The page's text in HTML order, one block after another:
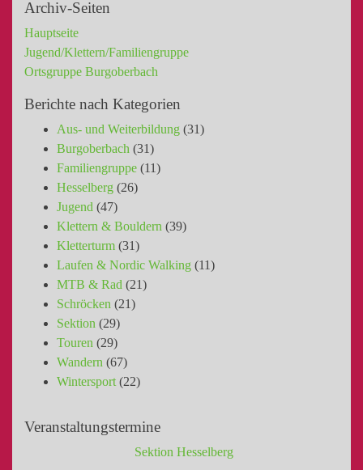
Archiv-Seiten
Hauptseite
Jugend/Klettern/Familiengruppe
Ortsgruppe Burgoberbach
Berichte nach Kategorien
Aus- und Weiterbildung (31)
Burgoberbach (31)
Familiengruppe (11)
Hesselberg (26)
Jugend (47)
Klettern & Bouldern (39)
Kletterturm (31)
Laufen & Nordic Walking (11)
MTB & Rad (21)
Schröcken (21)
Sektion (29)
Touren (29)
Wandern (67)
Wintersport (22)
Veranstaltungstermine
Sektion Hesselberg